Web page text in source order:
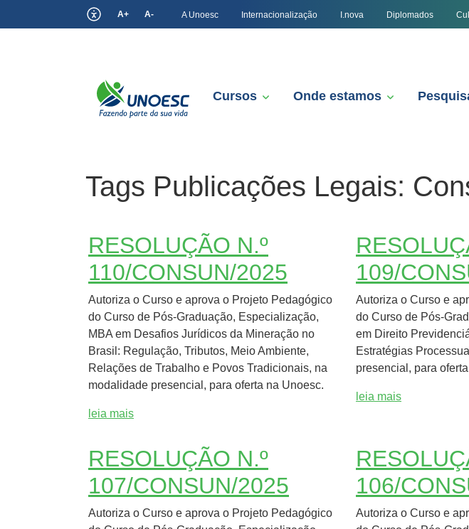
A+ A- A Unoesc Internacionalização I.nova Diplomados
Cursos Onde estamos
Tags Publicações Legais:
RESOLUÇÃO N.º
110/CONSUN/2025
Autoriza o Curso e aprova o Projeto Pedagógico
do Curso de Pós-Graduação, Especialização,
MBA em Desafios Jurídicos da Mineração no
Brasil: Regulação, Tributos, Meio Ambiente,
Relações de Trabalho e Povos Tradicionais, na
modalidade presencial, para oferta na Unoesc.
leia mais
109/
Autoriza o Curso e
do Curso de Pós-
em Direito
Estratégias
presencial, para
leia mais
RESOLUÇÃO N.º
107/CONSUN/2025
Autoriza o Curso e aprova o Projeto Pedagógico
106/
Autoriza o Curso e